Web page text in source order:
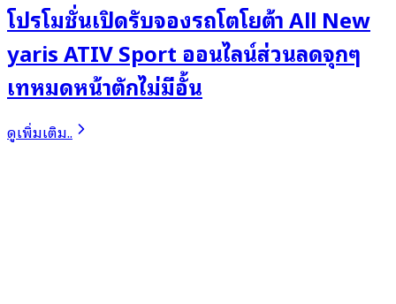
โปรโมชั่นเปิดรับจองรถโตโยต้า All New
yaris ATIV Sport ออนไลน์ส่วนลดจุกๆ
เทหมดหน้าตักไม่มีอั้น
ดูเพิ่มเติม..